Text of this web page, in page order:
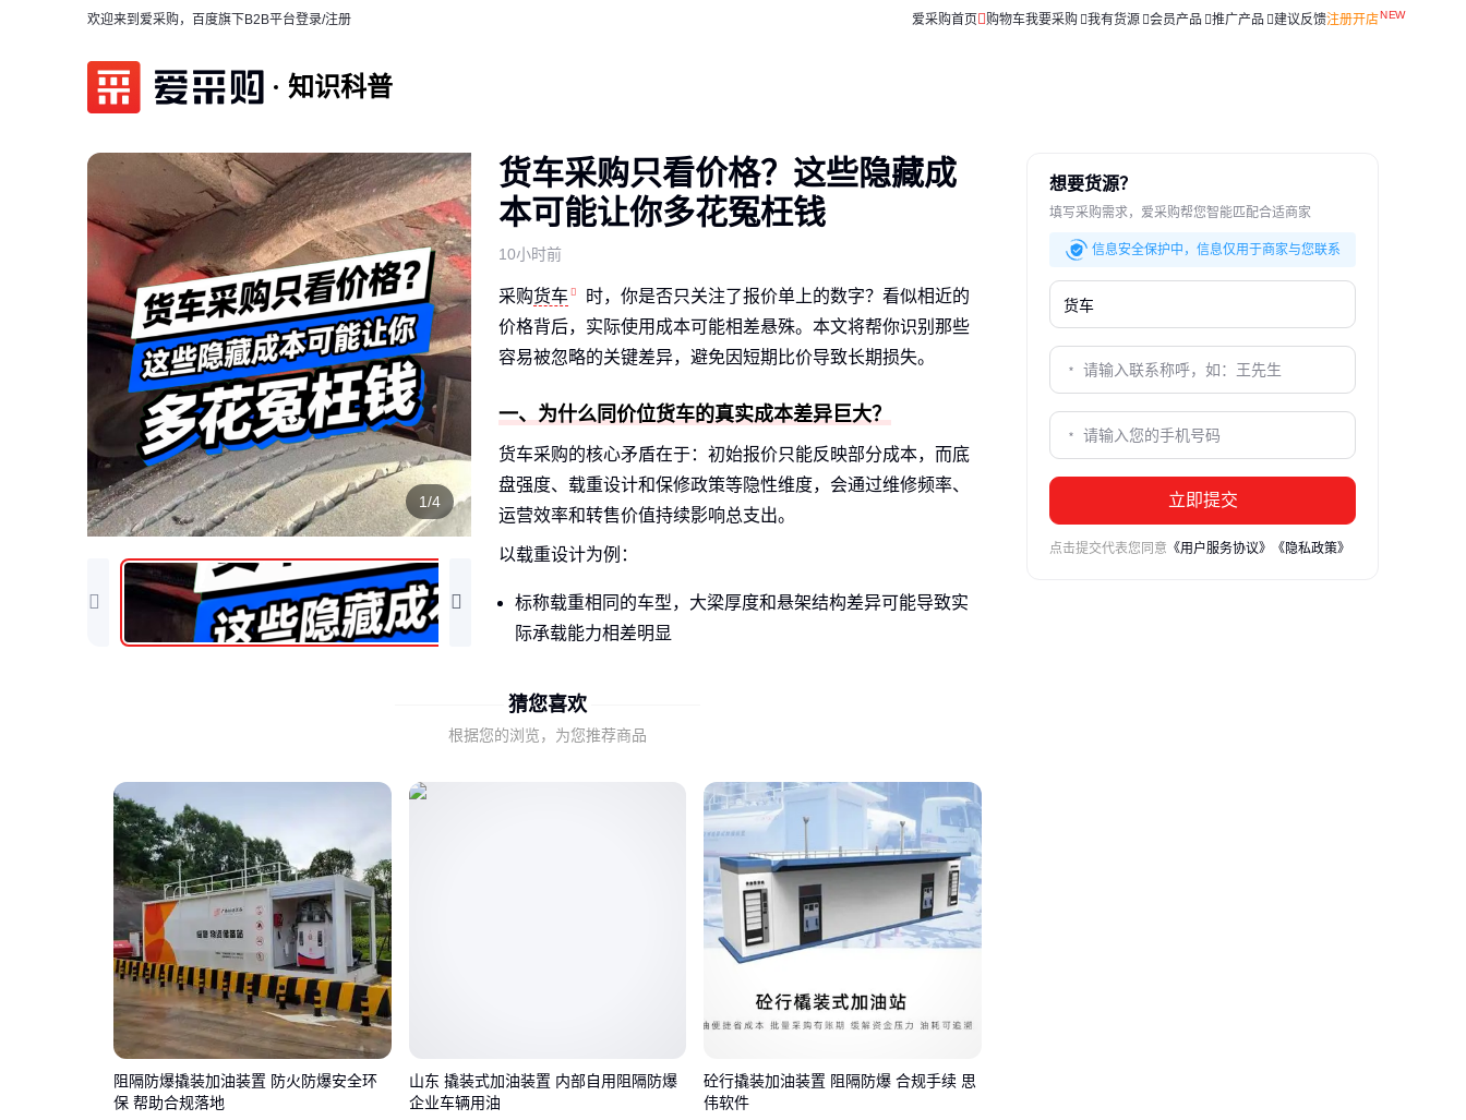
欢迎来到爱采购，百度旗下B2B平台登录/注册 爱采购首页 购物车我要采购 我有货源 会员产品 推广产品 建议反馈注册开店
知识科普
1/4
货车采购只看价格？这些隐藏成
本可能让你多花冤枉钱
10小时前
采购货车
时，你是否只关注了报价单上的数字？看似相近的
价格背后，实际使用成本可能相差悬殊。本文将帮你识别那些
容易被忽略的关键差异，避免因短期比价导致长期损失。
一、为什么同价位货车的真实成本差异巨大？
货车采购的核心矛盾在于：初始报价只能反映部分成本，而底
盘强度、载重设计和保修政策等隐性维度，会通过维修频率、
运营效率和转售价值持续影响总支出。
以载重设计为例：
标称载重相同的车型，大梁厚度和悬架结构差异可能导致实
际承载能力相差明显
加
部分区域对超载处罚严格，合规成本也应计入采购考量
货厢和防爆配置的初始投入，往往能通过更长的使用寿命和更
二、配置阶梯如何影响实际运营效率？
不同配置的东风乘龙H5在发动机调校和传动系统上的区别，直
基础版适合短途固定路线运输，经济性优先
驾驶室配置同样值得关注：
猜您喜欢
根据您的浏览，为您推荐商品
阻隔防爆撬装加油装置 防火防爆安全环
保 帮助合规落地
山东 撬装式加油装置 内部自用阻隔防爆
企业车辆用油
砼行撬装加油装置 阻隔防爆 合规手续 思
伟软件
想要货源？
填写采购需求，爱采购帮您智能匹配合适商家
信息安全保护中，信息仅用于商家与您联系
立即提交
点击提交代表您同意 《用户服务协议》 《隐私政策》